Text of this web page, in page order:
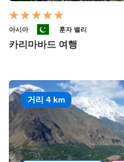
아시아 훈자 밸리
카리마바드 여행
거리 4 km